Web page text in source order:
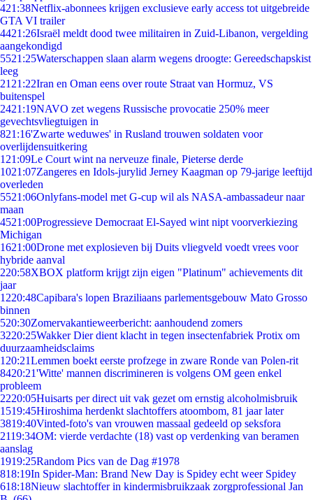
421:38Netflix-abonnees krijgen exclusieve early access tot uitgebreide
GTA VI trailer
4421:26Israël meldt dood twee militairen in Zuid-Libanon, vergelding
aangekondigd
5521:25Waterschappen slaan alarm wegens droogte: Gereedschapskist
leeg
21 21:22Iran en Oman eens over route Straat van Hormuz, VS
buitenspel
2421:19NAVO zet wegens Russische provocatie 250% meer
gevechtsvliegtuigen in
821:16'Zwarte weduwes' in Rusland trouwen soldaten voor
overlijdensuitkering
1 21:09Le Court wint na nerveuze finale, Pieterse derde
1021:07Zangeres en Idols-jurylid Jerney Kaagman op 79-jarige leeftijd
overleden
5521:06Onlyfans-model met G-cup wil als NASA-ambassadeur naar
maan
4521:00Progressieve Democraat El-Sayed wint nipt voorverkiezing
Michigan
1621:00Drone met explosieven bij Duits vliegveld voedt vrees voor
hybride aanval
220:58XBOX platform krijgt zijn eigen "Platinum" achievements dit
jaar
1220:48Capibara's lopen Braziliaans parlementsgebouw Mato Grosso
binnen
520:30Zomervakantieweerbericht: aanhoudend zomers
3220:25Wakker Dier dient klacht in tegen insectenfabriek Protix om
duurzaamheidsclaims
1 20:21Lemmen boekt eerste profzege in zware Ronde van Polen-rit
8420:21'Witte' mannen discrimineren is volgens OM geen enkel
probleem
2220:05Huisarts per direct uit vak gezet om ernstig alcoholmisbruik
1519:45Hiroshima herdenkt slachtoffers atoombom, 81 jaar later
3819:40Vinted-foto's van vrouwen massaal gedeeld op seksfora
2119:34OM: vierde verdachte (18) vast op verdenking van beramen
aanslag
1919:25Random Pics van de Dag #1978
818:19In Spider-Man: Brand New Day is Spidey echt weer Spidey
618:18Nieuw slachtoffer in kindermisbruikzaak zorgprofessional Jan